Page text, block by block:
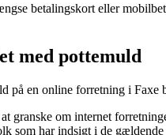
betalingskort eller
med pottemuld
på en online forretning i
granske om internet
som har indsigt i de